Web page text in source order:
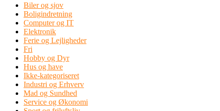
Biler og sjov
Boligindretning
Computer og IT
Elektronik
Ferie og Lejligheder
Fri
Hobby og Dyr
Hus og have
Ikke-kategoriseret
Industri og Erhverv
Mad og Sundhed
Service og Økonomi